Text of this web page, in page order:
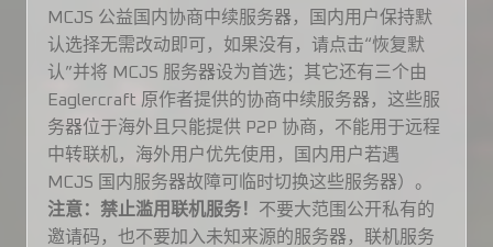
MCJS 公益国内协商中续服务器，国内用户保持默
认选择无需改动即可，如果没有，请点击“恢复默
认”并将 MCJS 服务器设为首选；其它还有三个由
Eaglercraft 原作者提供的协商中续服务器，这些服
务器位于海外且只能提供 P2P 协商，不能用于远程
中转联机，海外用户优先使用，国内用户若遇
MCJS 国内服务器故障可临时切换这些服务器）。
注意：禁止滥用联机服务！ 不要大范围公开私有的
邀请码，也不要加入未知来源的服务器，联机服务